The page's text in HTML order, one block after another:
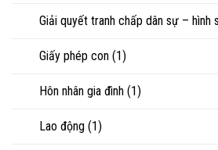
Giải quyết tranh chấp dân sự – hình
Giấy phép con (1)
Hôn nhân gia đình (1)
Lao động (1)